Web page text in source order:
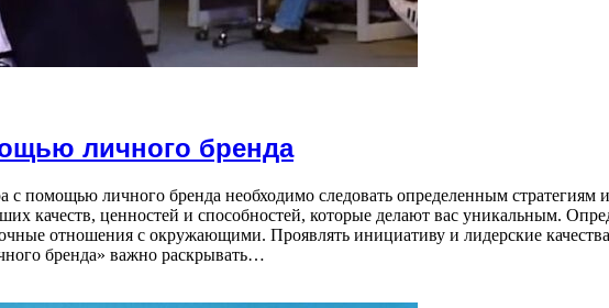
личного бренда
с помощью личного бренда необходимо следовать определенным
качеств, ценностей и способностей, которые делают вас уникальным.
отношения с окружающими. Проявлять инициативу и лидерские
бренда» важно раскрывать…